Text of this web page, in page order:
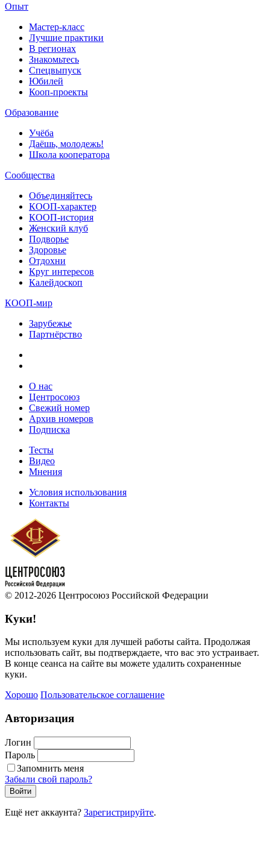
Опыт
Мастер-класс
Лучшие практики
В регионах
Знакомьтесь
Спецвыпуск
Юбилей
Кооп-проекты
Образование
Учёба
Даёшь, молодежь!
Школа кооператора
Сообщества
Объединяйтесь
КООП-характер
КООП-история
Женский клуб
Подворье
Здоровье
Отдохни
Круг интересов
Калейдоскоп
КООП-мир
Зарубежье
Партнёрство
О нас
Центросоюз
Свежий номер
Архив номеров
Подписка
Тесты
Видео
Мнения
Условия использования
Контакты
© 2012-2026 Центросоюз Российской Федерации
Куки!
Мы используем куки для лучшей работы сайта. Продолжая
использовать сайт, вы подтверждаете, что вас это устраивает.
В конце сеанса на сайте вы можете удалить сохраненные
куки.
Хорошо Пользовательское соглашение
Авторизация
Логин
Пароль
Запомнить меня
Забыли свой пароль?
Войти
Ещё нет аккаунта? Зарегистрируйте.